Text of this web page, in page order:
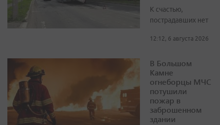
К счастью,
пострадавших нет
12:12, 6 августа 2026
В Большом
Камне
огнеборцы МЧС
потушили
пожар в
заброшенном
здании